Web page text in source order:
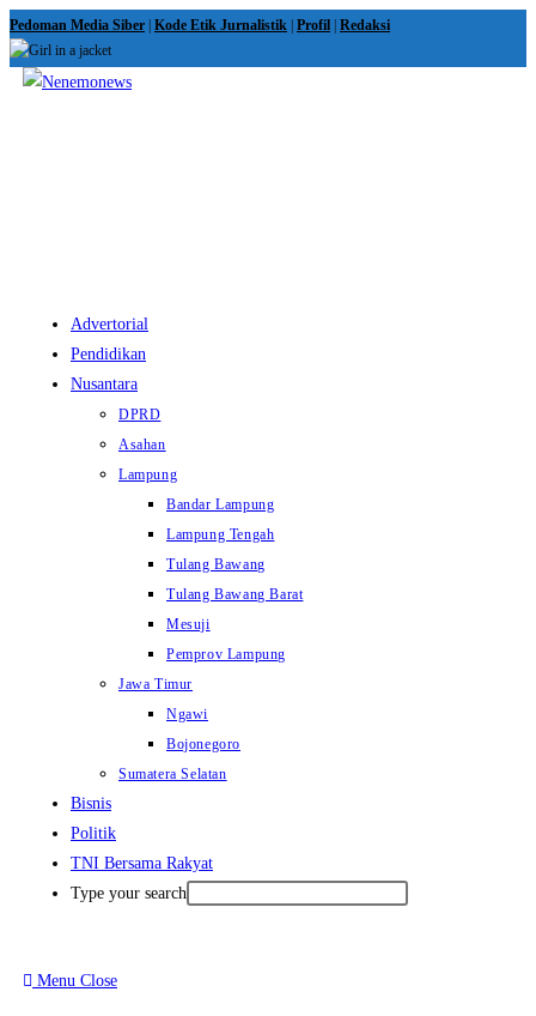
Skip
to
content
Pedoman Media Siber Kode Etik Jurnalistik Profil Redaksi
Advertorial
Pendidikan
Nusantara
DPRD
Asahan
Lampung
Bandar Lampung
Lampung Tengah
Tulang Bawang
Tulang Bawang Barat
Mesuji
Pemprov Lampung
Jawa Timur
Ngawi
Bojonegoro
Sumatera Selatan
Bisnis
Politik
TNI Bersama Rakyat
Type your search
Menu Close